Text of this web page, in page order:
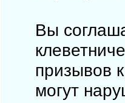
Вы
призывов
могут